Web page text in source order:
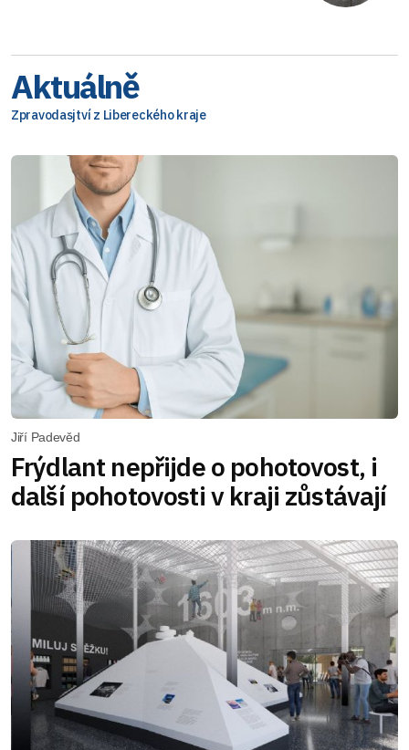
Aktuálně
Zpravodasjtví z Libereckého kraje
Jiří Padevěd
Frýdlant nepřijde o pohotovost, i
další pohotovosti v kraji zůstávají